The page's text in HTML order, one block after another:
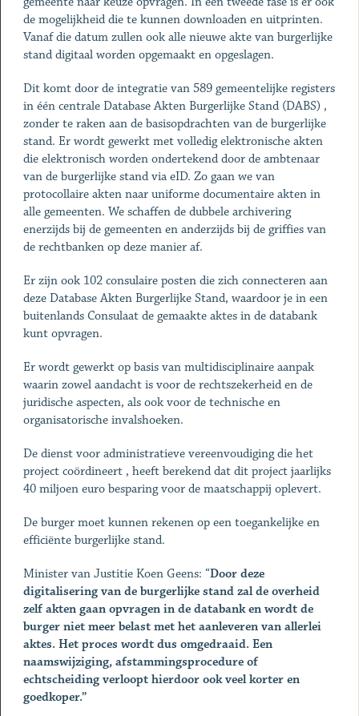
de mogelijkheid die te kunnen downloaden en uitprinten.
Vanaf die datum zullen ook alle nieuwe akte van burgerlijke
stand digitaal worden opgemaakt en opgeslagen.
Dit komt door de integratie van 589 gemeentelijke registers
in één centrale Database Akten Burgerlijke Stand (DABS) ,
zonder te raken aan de basisopdrachten van de burgerlijke
stand. Er wordt gewerkt met volledig elektronische akten
die elektronisch worden ondertekend door de ambtenaar
van de burgerlijke stand via eID. Zo gaan we van
protocollaire akten naar uniforme documentaire akten in
alle gemeenten. We schaffen de dubbele archivering
enerzijds bij de gemeenten en anderzijds bij de griffies van
de rechtbanken op deze manier af.
Er zijn ook 102 consulaire posten die zich connecteren aan
deze Database Akten Burgerlijke Stand, waardoor je in een
buitenlands Consulaat de gemaakte aktes in de databank
kunt opvragen.
Er wordt gewerkt op basis van multidisciplinaire aanpak
waarin zowel aandacht is voor de rechtszekerheid en de
juridische aspecten, als ook voor de technische en
organisatorische invalshoeken.
De dienst voor administratieve vereenvoudiging die het
project coördineert , heeft berekend dat dit project jaarlijks
40 miljoen euro besparing voor de maatschappij oplevert.
De burger moet kunnen rekenen op een toegankelijke en
efficiënte burgerlijke stand.
Minister van Justitie Koen Geens: “Door deze
digitalisering van de burgerlijke stand zal de overheid
zelf akten gaan opvragen in de databank en wordt de
burger niet meer belast met het aanleveren van allerlei
aktes. Het proces wordt dus omgedraaid. Een
naamswijziging, afstammingsprocedure of
echtscheiding verloopt hierdoor ook veel korter en
goedkoper.”